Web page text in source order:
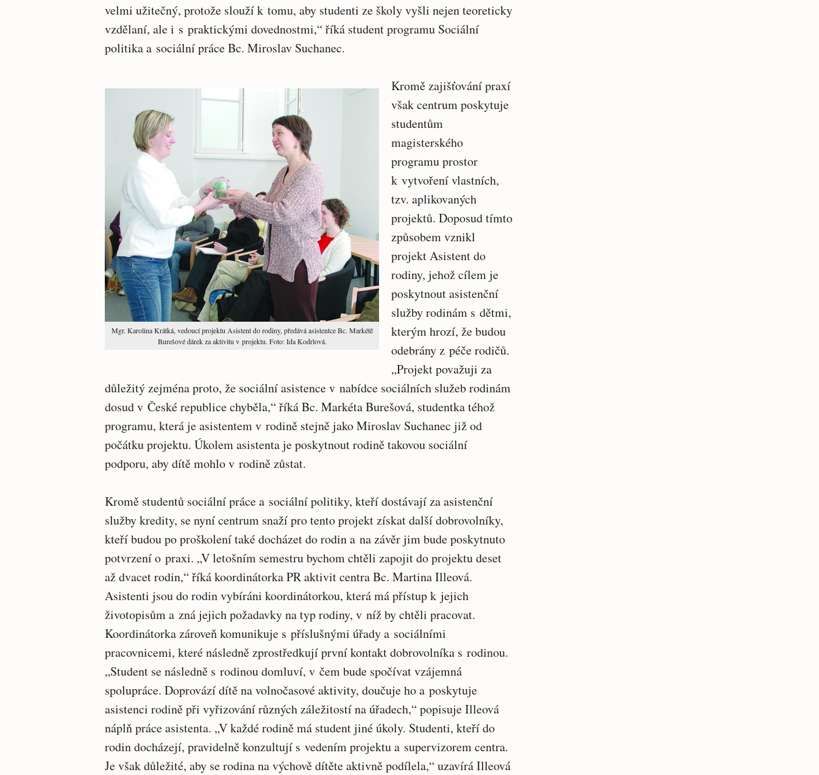
velmi užitečný, protože slouží k tomu, aby studenti ze školy vyšli nejen teoreticky
vzdělaní, ale i s praktickými dovednostmi,“ říká student programu Sociální
politika a sociální práce Bc. Miroslav Suchanec.
Mgr. Karolina Krátká, vedoucí projektu Asistent do rodiny, předává asistentce Bc. Markétě
Burešové dárek za aktivitu v projektu. Foto: Ida Kodrlová.
Kromě zajišťování praxí
však centrum poskytuje
studentům
magisterského
programu prostor
k vytvoření vlastních,
tzv. aplikovaných
projektů. Doposud tímto
způsobem vznikl
projekt Asistent do
rodiny, jehož cílem je
poskytnout asistenční
služby rodinám s dětmi,
kterým hrozí, že budou
odebrány z péče rodičů.
„Projekt považuji za
důležitý zejména proto, že sociální asistence v nabídce sociálních služeb rodinám
dosud v České republice chyběla,“ říká Bc. Markéta Burešová, studentka téhož
programu, která je asistentem v rodině stejně jako Miroslav Suchanec již od
počátku projektu. Úkolem asistenta je poskytnout rodině takovou sociální
podporu, aby dítě mohlo v rodině zůstat.
Kromě studentů sociální práce a sociální politiky, kteří dostávají za asistenční
služby kredity, se nyní centrum snaží pro tento projekt získat další dobrovolníky,
kteří budou po proškolení také docházet do rodin a na závěr jim bude poskytnuto
potvrzení o praxi. „V letošním semestru bychom chtěli zapojit do projektu deset
až dvacet rodin,“ říká koordinátorka PR aktivit centra Bc. Martina Illeová.
Asistenti jsou do rodin vybíráni koordinátorkou, která má přístup k jejich
životopisům a zná jejich požadavky na typ rodiny, v níž by chtěli pracovat.
Koordinátorka zároveň komunikuje s příslušnými úřady a sociálními
pracovnicemi, které následně zprostředkují první kontakt dobrovolníka s rodinou.
„Student se následně s rodinou domluví, v čem bude spočívat vzájemná
spolupráce. Doprovází dítě na volnočasové aktivity, doučuje ho a poskytuje
asistenci rodině při vyřizování různých záležitostí na úřadech,“ popisuje Illeová
náplň práce asistenta. „V každé rodině má student jiné úkoly. Studenti, kteří do
rodin docházejí, pravidelně konzultují s vedením projektu a supervizorem centra.
Je však důležité, aby se rodina na výchově dítěte aktivně podílela,“ uzavírá Illeová